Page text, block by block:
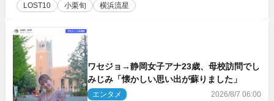
LOST10 小栗旬 横浜流星
ワセジョ→静岡女子アナ23歳、母校訪問でし
みじみ「懐かしい思い出が蘇りました」
エンタメ 2026/8/7 06:00